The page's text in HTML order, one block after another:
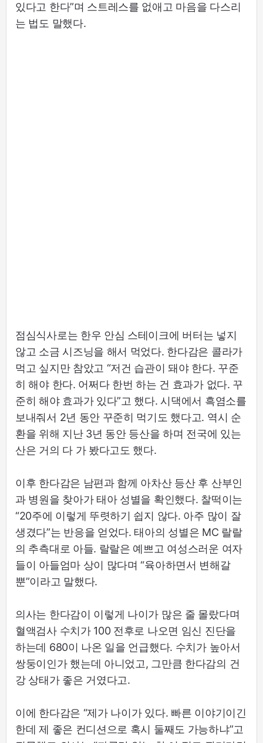
있다고 한다”며 스트레스를 없애고 마음을 다스리
는 법도 말했다.
점심식사로는 한우 안심 스테이크에 버터는 넣지
않고 소금 시즈닝을 해서 먹었다. 한다감은 콜라가
먹고 싶지만 참았고 “저건 습관이 돼야 한다. 꾸준
히 해야 한다. 어쩌다 한번 하는 건 효과가 없다. 꾸
준히 해야 효과가 있다”고 했다. 시댁에서 흑염소를
보내줘서 2년 동안 꾸준히 먹기도 했다고. 역시 순
환을 위해 지난 3년 동안 등산을 하며 전국에 있는
산은 거의 다 가 봤다고도 했다.
이후 한다감은 남편과 함께 아차산 등산 후 산부인
과 병원을 찾아가 태아 성별을 확인했다. 찰떡이는
“20주에 이렇게 뚜렷하기 쉽지 않다. 아주 많이 잘
생겼다”는 반응을 얻었다. 태아의 성별은 MC 랄랄
의 추측대로 아들. 랄랄은 예쁘고 여성스러운 여자
들이 아들엄마 상이 많다며 “육아하면서 변해갈
뿐”이라고 말했다.
의사는 한다감이 이렇게 나이가 많은 줄 몰랐다며
혈액검사 수치가 100 전후로 나오면 임신 진단을
하는데 680이 나온 일을 언급했다. 수치가 높아서
쌍둥이인가 했는데 아니었고, 그만큼 한다감의 건
강 상태가 좋은 거였다고.
이에 한다감은 “제가 나이가 있다. 빠른 이야기이긴
한데 제 좋은 컨디션으로 혹시 둘째도 가능하냐”고